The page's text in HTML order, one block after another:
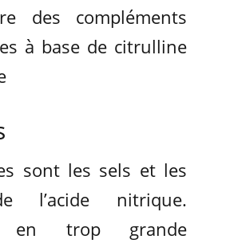
des compléments
à base de citrulline
sont les sels et les
l’acide nitrique.
en trop grande